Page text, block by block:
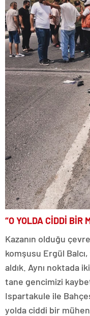
“O YOLDA CİDDİ BİR
Kazanın olduğu
komşusu Ergül
aldık. Aynı noktada
tane gencimizi
Ispartakule ile
yolda ciddi bir